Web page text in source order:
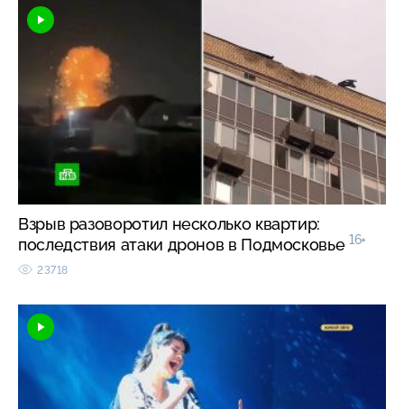
Взрыв разоворотил несколько квартир:
последствия атаки дронов в Подмосковье 16+
23718